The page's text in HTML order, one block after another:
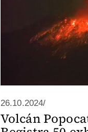
26.10.2024/
Volcán